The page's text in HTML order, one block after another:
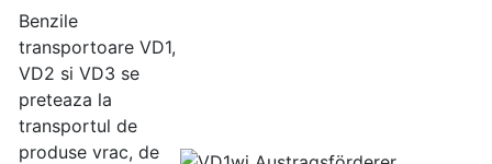
Benzile
transportoare VD1,
VD2 si VD3 se
preteaza la
transportul de
produse vrac, de